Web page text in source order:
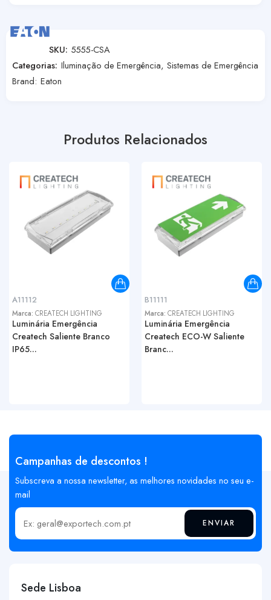
SKU: 5555-CSA
Categorias: Iluminação de Emergência, Sistemas de Emergência
Brand: Eaton
Produtos Relacionados
A11112
Marca: CREATECH LIGHTING
Luminária Emergência
Createch Saliente Branco
IP65...
B11111
Marca: CREATECH LIGHTING
Luminária Emergência
Createch ECO-W Saliente
Branc...
Campanhas de descontos !
Subscreva a nossa newsletter, as melhores novidades no seu e-
mail
Insira o seu email ENVIAR
Sede Lisboa